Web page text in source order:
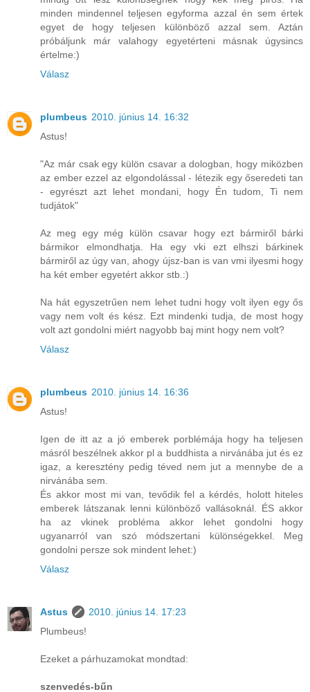
minden mindennel teljesen egyforma azzal én sem értek
egyet de hogy teljesen különböző azzal sem. Aztán
próbáljunk már valahogy egyetérteni másnak úgysincs
értelme:)
Válasz
plumbeus 2010. június 14. 16:32
Astus!
"Az már csak egy külön csavar a dologban, hogy miközben
az ember ezzel az elgondolással - létezik egy őseredeti tan
- egyrészt azt lehet mondani, hogy Én tudom, Ti nem
tudjátok"
Az meg egy még külön csavar hogy ezt bármiről bárki
bármikor elmondhatja. Ha egy vki ezt elhszi bárkinek
bármiről az úgy van, ahogy újsz-ban is van vmi ilyesmi hogy
ha két ember egyetért akkor stb.:)
Na hát egyszetrűen nem lehet tudni hogy volt ilyen egy ős
vagy nem volt és kész. Ezt mindenki tudja, de most hogy
volt azt gondolni miért nagyobb baj mint hogy nem volt?
Válasz
plumbeus 2010. június 14. 16:36
Astus!
Igen de itt az a jó emberek porblémája hogy ha teljesen
másról beszélnek akkor pl a buddhista a nirvánába jut és ez
igaz, a keresztény pedig téved nem jut a mennybe de a
nirvánába sem.
És akkor most mi van, tevődik fel a kérdés, holott hiteles
emberek látszanak lenni különböző vallásoknál. ÉS akkor
ha az vkinek probléma akkor lehet gondolni hogy
ugyanarról van szó módszertani különségekkel. Meg
gondolni persze sok mindent lehet:)
Válasz
Astus
2010. június 14. 17:23
Plumbeus!
Ezeket a párhuzamokat mondtad:
szenvedés-bűn